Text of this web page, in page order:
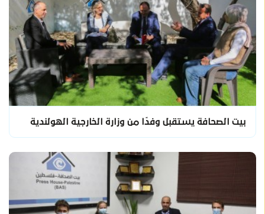
بيت الصحافة يستقبل وفدًا من وزارة الخارجية الهولندية